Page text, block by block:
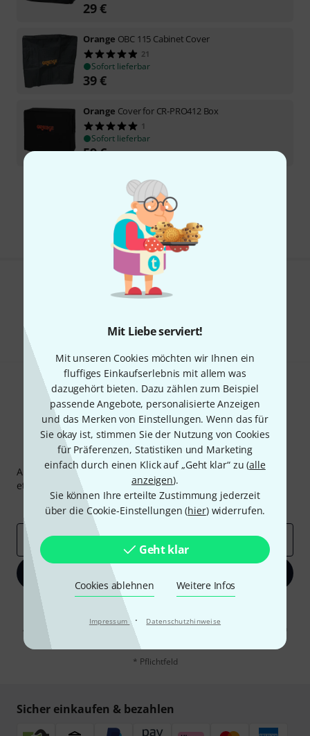
Mit Liebe serviert!
Mit unseren Cookies möchten wir Ihnen ein
fluffiges Einkaufserlebnis mit allem was
dazugehört bieten. Dazu zählen zum Beispiel
passende Angebote, personalisierte Anzeigen
und das Merken von Einstellungen. Wenn das für
Sie okay ist, stimmen Sie der Nutzung von Cookies
für Präferenzen, Statistiken und Marketing
einfach durch einen Klick auf „Geht klar“ zu (alle
anzeigen).
Sie können Ihre erteilte Zustimmung jederzeit
über die Cookie-Einstellungen (hier) widerrufen.
Geht klar
Cookies ablehnen Weitere Infos
Impressum · Datenschutzhinweise
29€
Orange OBC 115 Cabinet Cover
21
Sofort lieferbar
39€
Orange Cover for CR-PRO412 Box
1
Sofort lieferbar
59€
Kostenloser Versand ab 29 €
Alle Preise inkl. MwSt.
Gefällt Ihnen, was Sie sehen?
Thomann Newsletter
Abonniere den Thomann Newsletter und gewinne mit
etwas Glück einen von
50 Gutscheinen
Inspirierende Beiträge
Deals Thomann Insights
E-Mail-Adresse*
Mit Klick auf „Jetzt anmelden“ stimmen Sie dem Erhalt von E-Mail-
Werbung und einer Messung des E-Mail-Nutzungsverhaltens zu. Die
Abmeldung ist jederzeit möglich. Weitere Informationen finden Sie in
Datenschutzhinweisen
* Pflichtfeld
Sicher einkaufen & bezahlen